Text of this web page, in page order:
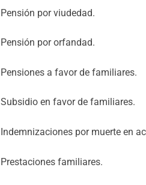
Pensión por viudedad.
Pensión por orfandad.
Pensiones a favor de familiares.
Subsidio en favor de familiares.
Indemnizaciones por muerte en
Prestaciones familiares.